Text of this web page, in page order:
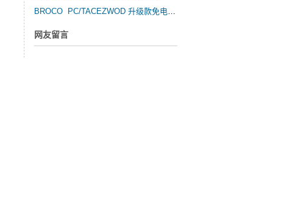
BROCO PC/TACEZWOD 升级款免电金属弧水陆两用便携切割器
网友留言